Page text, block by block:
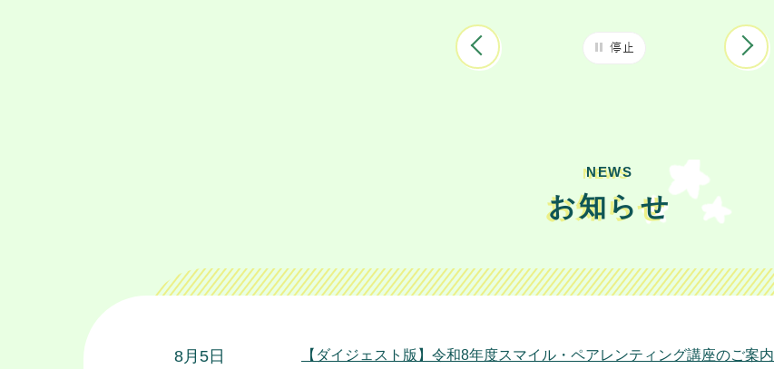
NEWS
お知らせ
8月5日 【ダイジェスト版】令和8年度スマイル・ペアレンティング講座のご案内